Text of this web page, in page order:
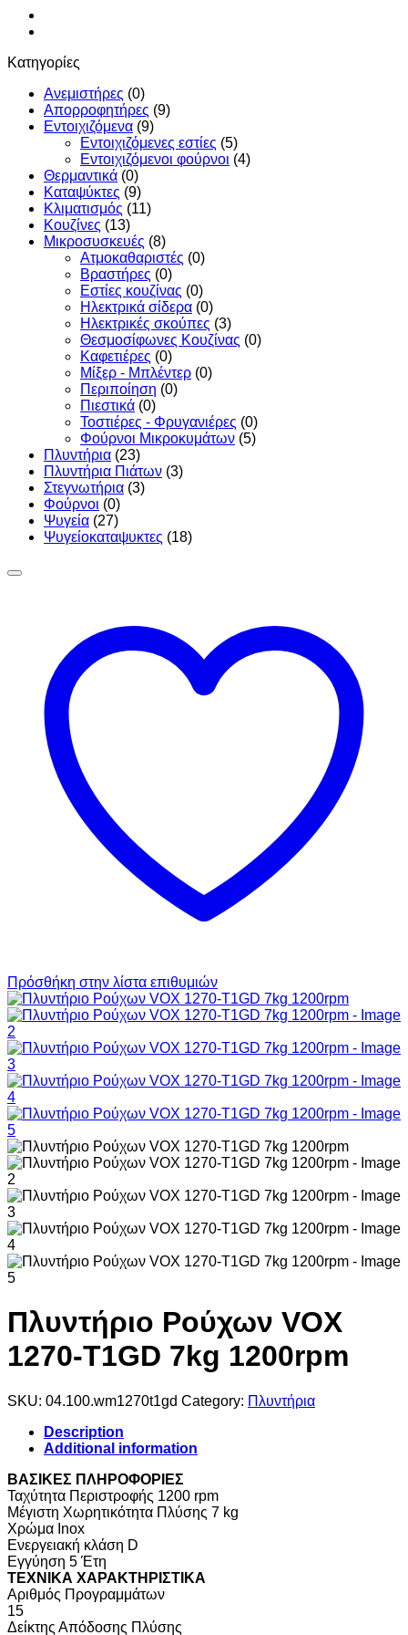
Κατηγορίες
Ανεμιστήρες (0)
Απορροφητήρες (9)
Εντoιχιζόμενα (9)
Εντοιχιζόμενες εστίες (5)
Εντοιχιζόμενοι φούρνοι (4)
Θερμαντικά (0)
Καταψύκτες (9)
Κλιματισμός (11)
Κουζίνες (13)
Μικροσυσκευές (8)
Ατμοκαθαριστές (0)
Βραστήρες (0)
Εστίες κουζίνας (0)
Ηλεκτρικά σίδερα (0)
Ηλεκτρικές σκούπες (3)
Θεσμοσίφωνες Κουζίνας (0)
Καφετιέρες (0)
Μίξερ - Μπλέντερ (0)
Περιποίηση (0)
Πιεστικά (0)
Τοστιέρες - Φρυγανιέρες (0)
Φούρνοι Μικροκυμάτων (5)
Πλυντήρια (23)
Πλυντήρια Πιάτων (3)
Στεγνωτήρια (3)
Φούρνοι (0)
Ψυγεία (27)
Ψυγείοκαταψυκτες (18)
Πρόσθήκη στην λίστα επιθυμιών
Πλυντήριο Ρούχων VOX
1270-T1GD 7kg 1200rpm
SKU: 04.100.wm1270t1gd Category: Πλυντήρια
Description
Additional information
ΒΑΣΙΚΕΣ ΠΛΗΡΟΦΟΡΙΕΣ
Ταχύτητα Περιστροφής 1200 rpm
Μέγιστη Χωρητικότητα Πλύσης 7 kg
Χρώμα Inox
Ενεργειακή κλάση D
Εγγύηση 5 Έτη
ΤΕΧΝΙΚΑ ΧΑΡΑΚΤΗΡΙΣΤΙΚΑ
Αριθμός Προγραμμάτων
15
Δείκτης Απόδοσης Πλύσης